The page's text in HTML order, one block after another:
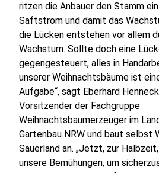
ritzen die Anbauer den Stamm
Saftstrom und damit das
die Lücken entstehen vor allem
Wachstum. Sollte doch eine
gegengesteuert, alles in
unserer Weihnachtsbäume ist
Aufgabe“, sagt Eberhard
Vorsitzender der Fachgruppe
Weihnachtsbaumerzeuger im
Gartenbau NRW und baut selbst
Sauerland an. „Jetzt, zur
unsere Bemühungen, um